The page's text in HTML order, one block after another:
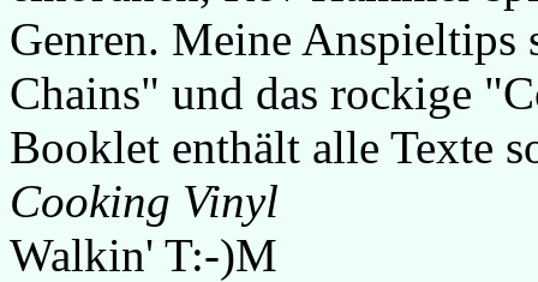
Genren. Meine
Chains" und das rockige
Booklet enthält alle Texte
Cooking Vinyl
Walkin' T:-)M